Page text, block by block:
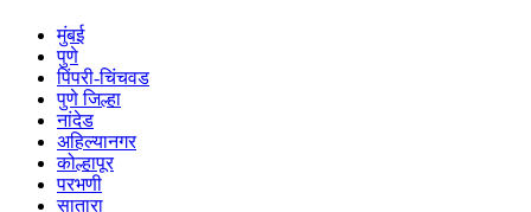
मुंबई
पुणे
पिंपरी-चिंचवड
पुणे जिल्हा
नांदेड
अहिल्यानगर
कोल्हापूर
परभणी
सातारा